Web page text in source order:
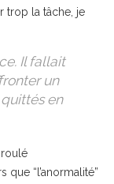
trop la tâche, je
Il fallait
un
en
roulé
que “l’anormalité”